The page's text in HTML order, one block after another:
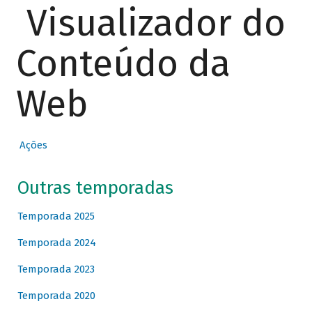
Visualizador do
Conteúdo da
Web
Ações
Outras temporadas
Temporada 2025
Temporada 2024
Temporada 2023
Temporada 2020